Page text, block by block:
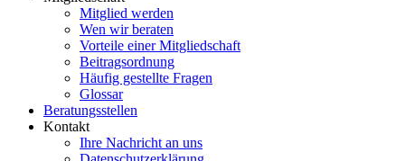
Mitglied werden
Wen wir beraten
Vorteile einer Mitgliedschaft
Beitragsordnung
Häufig gestellte Fragen
Glossar
Beratungsstellen
Kontakt
Ihre Nachricht an uns